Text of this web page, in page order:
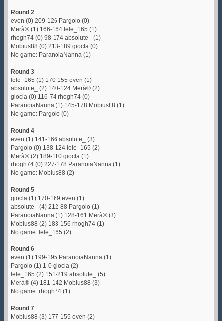
Round 2
even (0) 209-126 Pargolo (0)
Merà® (1) 166-164 lele_165 (1)
rhogh74 (0) 98-174 absolute_ (1)
Mobius88 (0) 213-189 giocla (0)
No game: ParanoiaNanna (1)
Round 3
lele_165 (1) 170-155 even (1)
absolute_ (2) 140-124 Merà® (2)
giocla (0) 116-74 rhogh74 (0)
ParanoiaNanna (1) 145-178 Mobius88 (1)
No game: Pargolo (0)
Round 4
even (1) 141-166 absolute_ (3)
Pargolo (0) 138-124 lele_165 (2)
Merà® (2) 189-110 giocla (1)
rhogh74 (0) 227-178 ParanoiaNanna (1)
No game: Mobius88 (2)
Round 5
giocla (1) 170-169 even (1)
absolute_ (4) 212-88 Pargolo (1)
ParanoiaNanna (1) 128-161 Merà® (3)
Mobius88 (2) 183-156 rhogh74 (1)
No game: lele_165 (2)
Round 6
even (1) 199-195 ParanoiaNanna (1)
Pargolo (1) 1-0 giocla (2)
lele_165 (2) 151-219 absolute_ (5)
Merà® (4) 181-142 Mobius88 (3)
No game: rhogh74 (1)
Round 7
Mobius88 (3) 177-155 even (2)